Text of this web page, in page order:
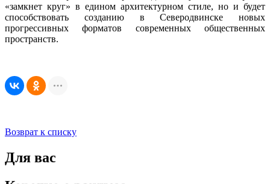
«замкнет круг» в едином архитектурном стиле, но и будет
способствовать созданию в Северодвинске новых
прогрессивных форматов современных общественных
пространств.
Возврат к списку
Для вас